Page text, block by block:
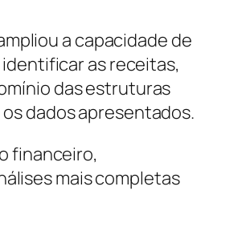
a capacidade de
as receitas,
das estruturas
dados apresentados.
financeiro,
mais completas